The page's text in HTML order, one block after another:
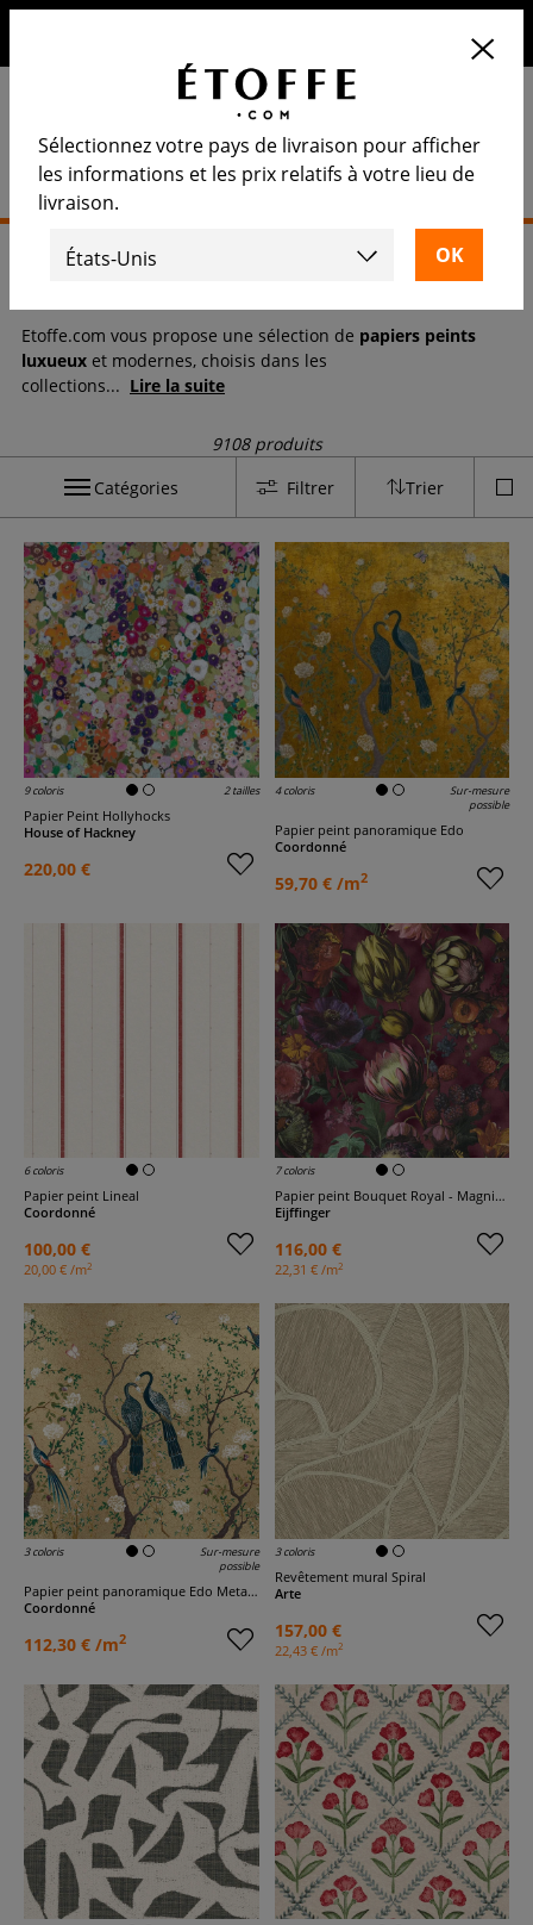
Etoffe.com vous propose une sélection de papiers peints
luxueux et modernes, choisis dans les
collections... Lire la suite
9108 produits
Catégories
Filtrer Trier
9 coloris 2 tailles
Papier Peint Hollyhocks
House of Hackney
220,00 €
4 coloris
Sur-mesure
possible
Papier peint panoramique Edo
Coordonné
59,70 € /m2
6 coloris
Papier peint Lineal
Coordonné
100,00 €
20,00 € /m2
7 coloris
Papier peint Bouquet Royal - Magnifique
Eijffinger
116,00 €
22,31 € /m2
3 coloris
Sur-mesure
possible
Papier peint panoramique Edo Metallics
Coordonné
112,30 € /m2
3 coloris
Revêtement mural Spiral
Arte
157,00 €
22,43 € /m2
Sélectionnez votre pays de livraison pour afficher
les informations et les prix relatifs à votre lieu de
livraison.